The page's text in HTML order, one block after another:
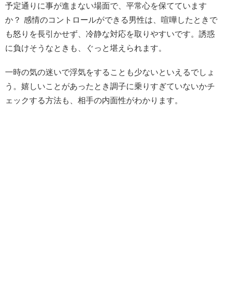
予定通りに事が進まない場面で、平常心を保てています
か？ 感情のコントロールができる男性は、喧嘩したときで
も怒りを長引かせず、冷静な対応を取りやすいです。誘惑
に負けそうなときも、ぐっと堪えられます。
一時の気の迷いで浮気をすることも少ないといえるでしょ
う。嬉しいことがあったとき調子に乗りすぎていないかチ
ェックする方法も、相手の内面性がわかります。